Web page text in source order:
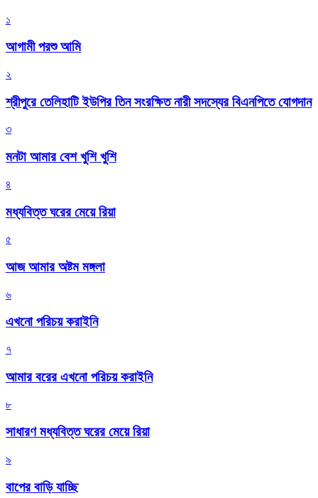
১
আগামী পরশু আমি
২
শ্রীপুরে তেলিহাটি ইউপির তিন সংরক্ষিত নারী সদস্যের বিএনপিতে যোগদান
৩
মনটা আমার বেশ খুশি খুশি
৪
মধ্যবিত্ত ঘরের মেয়ে রিয়া
৫
আজ আমার অষ্টম মঙ্গলা
৬
এখনো পরিচয় করাইনি
৭
আমার বরের এখনো পরিচয় করাইনি
৮
সাধারণ মধ্যবিত্ত ঘরের মেয়ে রিয়া
৯
বাপের বাড়ি যাচ্ছি